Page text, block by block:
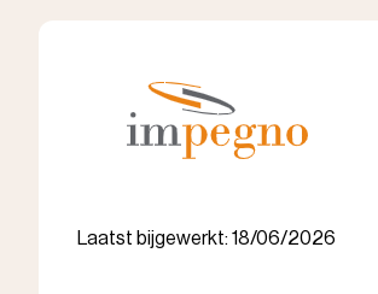
Laatst bijgewerkt: 18/06/2026